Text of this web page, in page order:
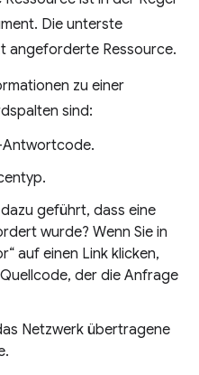
Die unterste
angeforderte Ressource.
zu einer
sind:
Antwortcode.
geführt, dass eine
wurde? Wenn Sie in
auf einen Link klicken,
der die Anfrage
Netzwerk übertragene